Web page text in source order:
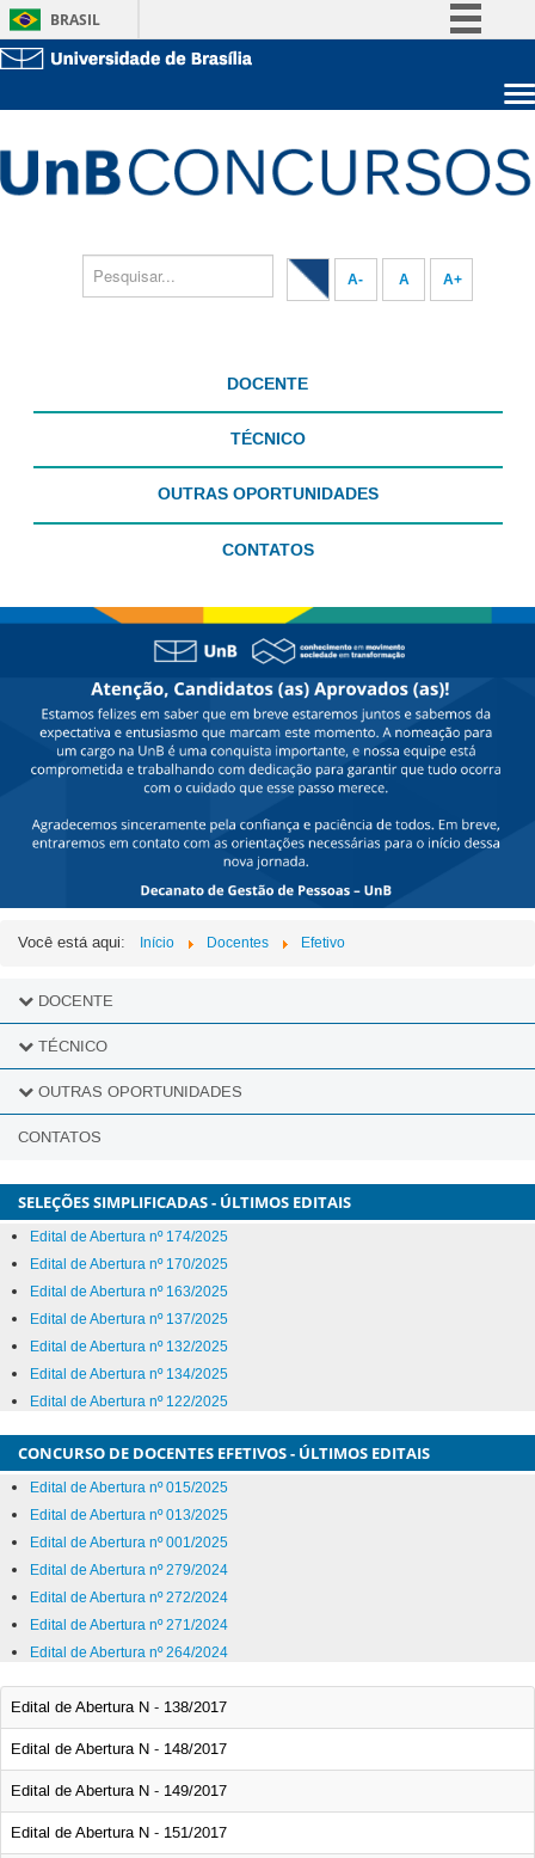
BRASIL
Acesso à informação
Unidades acadêmicas
Estude na UnB
Graduação
Servidor
A- A A+
DOCENTE
TÉCNICO
OUTRAS OPORTUNIDADES
CONTATOS
Você está aqui: Início Docentes Efetivo
DOCENTE
Efetivo
Temporário
Banco de Professor Equivalente (BPEq)
TÉCNICO
Concursos
Quadro de Referência de Servidores Técnico-Administrativos
OUTRAS OPORTUNIDADES
Pesquisador Colaborador
Serviço Voluntário
CONTATOS
SELEÇÕES SIMPLIFICADAS - ÚLTIMOS EDITAIS
Edital de Abertura nº 174/2025
Edital de Abertura nº 170/2025
Edital de Abertura nº 163/2025
Edital de Abertura nº 137/2025
Edital de Abertura nº 132/2025
Edital de Abertura nº 134/2025
Edital de Abertura nº 122/2025
CONCURSO DE DOCENTES EFETIVOS - ÚLTIMOS EDITAIS
Edital de Abertura nº 015/2025
Edital de Abertura nº 013/2025
Edital de Abertura nº 001/2025
Edital de Abertura nº 279/2024
Edital de Abertura nº 272/2024
Edital de Abertura nº 271/2024
Edital de Abertura nº 264/2024
Edital de Abertura N - 138/2017
Edital de Abertura N - 148/2017
Edital de Abertura N - 149/2017
Edital de Abertura N - 151/2017